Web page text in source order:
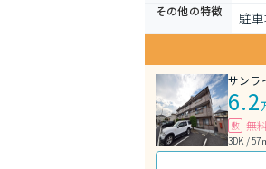
その他の特徴
駐
サンラ
6.2
敷 無料
3DK / 57